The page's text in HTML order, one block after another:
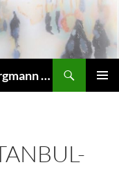
Figurative Malerei von Rainer Bergmann M.A.